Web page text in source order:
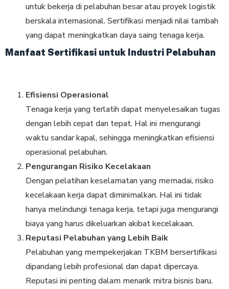
untuk bekerja di pelabuhan besar atau proyek logistik
berskala internasional. Sertifikasi menjadi nilai tambah
yang dapat meningkatkan daya saing tenaga kerja.
Manfaat Sertifikasi untuk Industri Pelabuhan
Efisiensi Operasional
Tenaga kerja yang terlatih dapat menyelesaikan tugas
dengan lebih cepat dan tepat. Hal ini mengurangi
waktu sandar kapal, sehingga meningkatkan efisiensi
operasional pelabuhan.
Pengurangan Risiko Kecelakaan
Dengan pelatihan keselamatan yang memadai, risiko
kecelakaan kerja dapat diminimalkan. Hal ini tidak
hanya melindungi tenaga kerja, tetapi juga mengurangi
biaya yang harus dikeluarkan akibat kecelakaan.
Reputasi Pelabuhan yang Lebih Baik
Pelabuhan yang mempekerjakan TKBM bersertifikasi
dipandang lebih profesional dan dapat dipercaya.
Reputasi ini penting dalam menarik mitra bisnis baru.